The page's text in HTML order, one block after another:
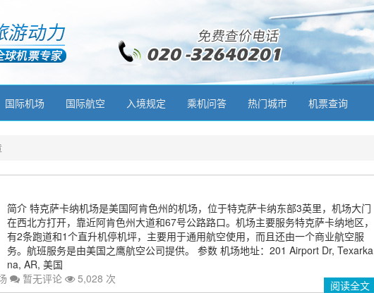
国际机场 国际航空 入境规定 乘机问答 热门城市 机票查询
简介 特克萨卡纳机场是美国阿肯色州的机场，位于特克萨卡纳东部3英里，机场大门
在西北方打开，靠近阿肯色州大道和67号公路路口。机场主要服务特克萨卡纳地区，
有2条跑道和1个直升机停机坪，主要用于通用航空使用，而且还由一个商业航空服
务。航班服务是由美国之鹰航空公司提供。 参数 机场地址：201 Airport Dr, Texarka
na, AR, 美国
暂无评论 5,028 次 阅读全文